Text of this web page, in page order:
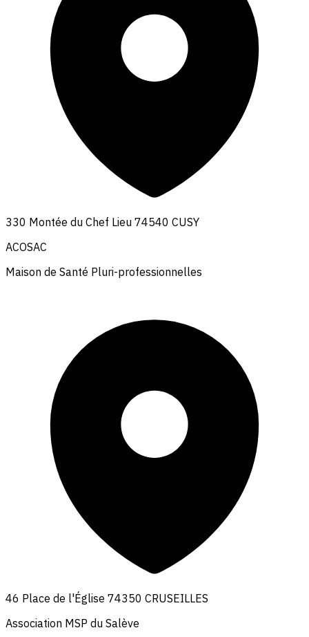
330 Montée du Chef Lieu 74540 CUSY
ACOSAC
Maison de Santé Pluri-professionnelles
46 Place de l'Église 74350 CRUSEILLES
Association MSP du Salève